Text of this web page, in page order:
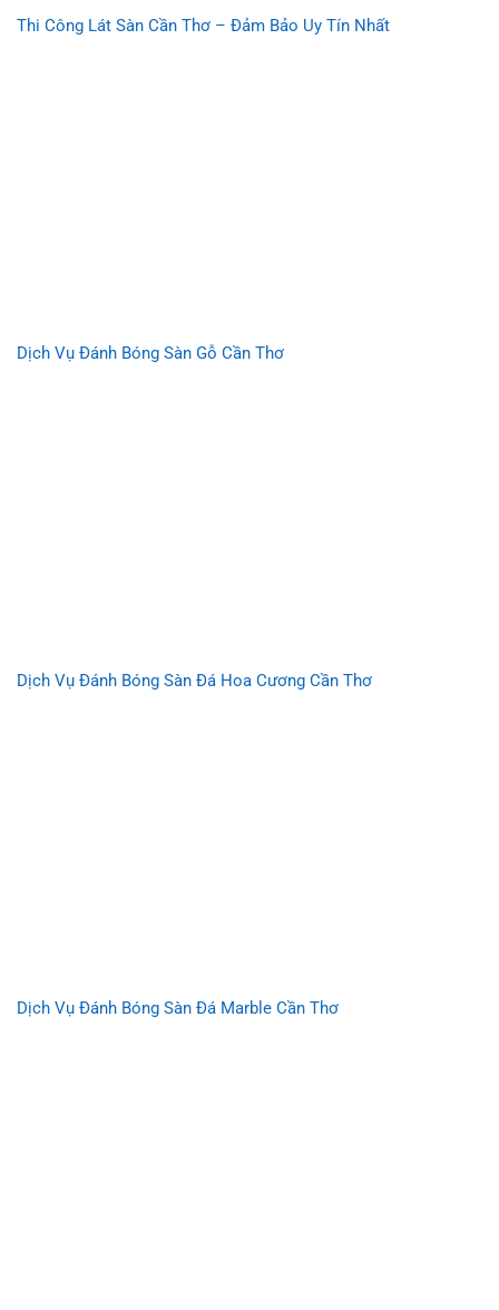
Thi Công Lát Sàn Cần Thơ – Đảm Bảo Uy Tín Nhất
Dịch Vụ Đánh Bóng Sàn Gỗ Cần Thơ
Dịch Vụ Đánh Bóng Sàn Đá Hoa Cương Cần Thơ
Dịch Vụ Đánh Bóng Sàn Đá Marble Cần Thơ